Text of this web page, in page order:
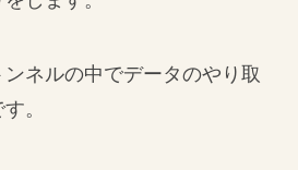
ネルの中でデータのやり取
。